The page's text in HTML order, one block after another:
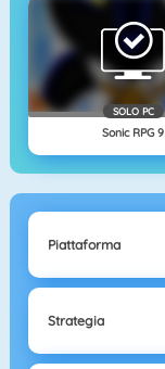
SOLO PC
Sonic RPG 9
Piattaforma
Strategia